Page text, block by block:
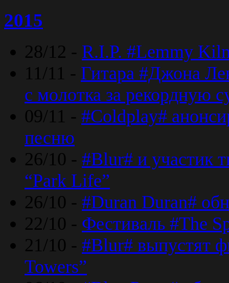
2015
28/12 - R.I.P. #Lemmy
11/11 - Гитара #Джона
с молотка за рекордную
09/11 - #Coldplay#
песню
26/10 - #Blur# и участик
“Park Life”
26/10 - #Duran Duran#
22/10 - Фестиваль #The
21/10 - #Blur# выпустят
Towers”